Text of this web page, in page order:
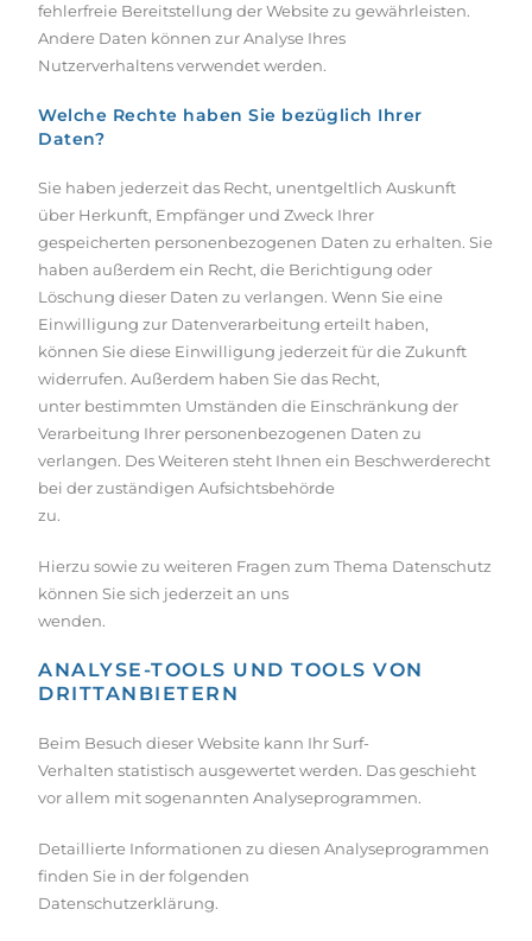
fehlerfreie Bereitstellung der Website zu gewährleisten.
Andere Daten können zur Analyse Ihres
Nutzerverhaltens verwendet werden.
Welche Rechte haben Sie bezüglich Ihrer
Daten?
Sie haben jederzeit das Recht, unentgeltlich Auskunft
über Herkunft, Empfänger und Zweck Ihrer
gespeicherten personenbezogenen Daten zu erhalten. Sie
haben außerdem ein Recht, die Berichtigung oder
Löschung dieser Daten zu verlangen. Wenn Sie eine
Einwilligung zur Datenverarbeitung erteilt haben,
können Sie diese Einwilligung jederzeit für die Zukunft
widerrufen. Außerdem haben Sie das Recht,
unter bestimmten Umständen die Einschränkung der
Verarbeitung Ihrer personenbezogenen Daten zu
verlangen. Des Weiteren steht Ihnen ein Beschwerderecht
bei der zuständigen Aufsichtsbehörde
zu.
Hierzu sowie zu weiteren Fragen zum Thema Datenschutz
können Sie sich jederzeit an uns
wenden.
ANALYSE-TOOLS UND TOOLS VON
DRITT­ANBIETERN
Beim Besuch dieser Website kann Ihr Surf-
Verhalten statistisch ausgewertet werden. Das geschieht
vor allem mit sogenannten Analyseprogrammen.
Detaillierte Informationen zu diesen Analyseprogrammen
finden Sie in der folgenden
Datenschutzerklärung.